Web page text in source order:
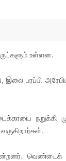
உள்ளன.
இலை பரப்பி
நறுக்கி